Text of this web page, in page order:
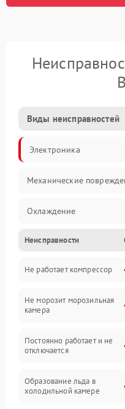
Виды неисправностей
Электроника
Механические
Охлаждение
Механика
Электропитание
Дренаж
Неисправности
Не работает компрессор
Не морозит морозильная
камера
Постоянно работает и не
отключается
Образование льда в
холодильной камере